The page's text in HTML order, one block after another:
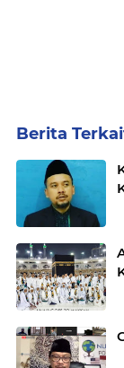
Berita